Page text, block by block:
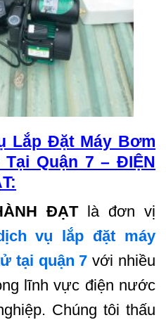
Lắp Đặt Máy Bơm
Quận 7 – ĐIỆN
ĐẠTlà đơn vị
vụ lắp đặt máy
tại quận 7 với nhiều
lĩnh vực điện nước
Chúng tôi thấu